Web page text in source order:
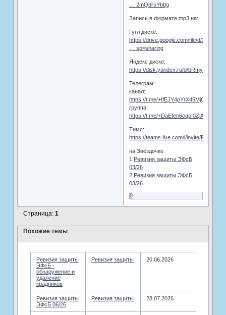
… 2mQdrsYbbg
Запись в формате mp3 на:
Гугл диске:
https://drive.google.com/file/d/17XTu3l
… sp=sharing
Яндекс диске:
https://disk.yandex.ru/d/
Телеграм:
канал:
https://t.me/+IfEJY4pYrX45MjQy
группа:
https://t.me/+DaEfen6cqpI0ZjAy
Тимс:
https://teams.live.com/l/invite/
на Звёздочке:
1 Ревизия защиты ЭФсБ
03/26
2 Ревизия защиты ЭФсБ
03/26
0
Страница: 1
Похожие темы
Ревизия защиты
ЭФсБ -
обнаружение и
удаление
крадников
Ревизия защиты 20.06.2026
Ревизия защиты
ЭФсБ 06/26
Ревизия защиты 28.07.2026